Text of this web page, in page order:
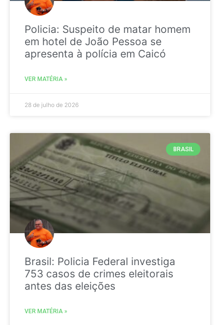
Policia: Suspeito de matar homem
em hotel de João Pessoa se
apresenta à polícia em Caicó
VER MATÉRIA »
28 de julho de 2026
BRASIL
Brasil: Policia Federal investiga
753 casos de crimes eleitorais
antes das eleições
VER MATÉRIA »